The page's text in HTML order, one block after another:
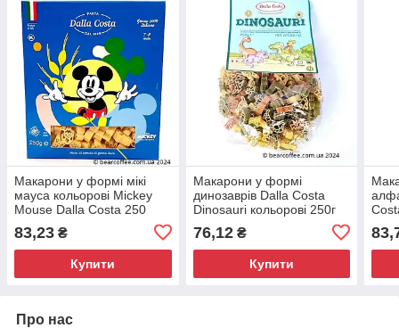
Макарони у формі мікі
мауса кольорові Mickey
Mouse Dalla Costa 250
83,23 ₴
Купити
Макарони у формі
динозаврів Dalla Costa
Dinosauri кольорові 250г
76,12₴
Купити
Про нас